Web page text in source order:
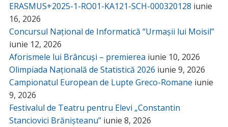
ERASMUS+2025-1-RO01-KA121-SCH-000320128 iunie
16, 2026
Concursul Național de Informatică “Urmașii lui Moisil”
iunie 12, 2026
Aforismele lui Brâncuși – premierea iunie 10, 2026
Olimpiada Națională de Statistică 2026 iunie 9, 2026
Campionatul European de Lupte Greco-Romane iunie
9, 2026
Festivalul de Teatru pentru Elevi „Constantin
Stanciovici Brănișteanu” iunie 8, 2026